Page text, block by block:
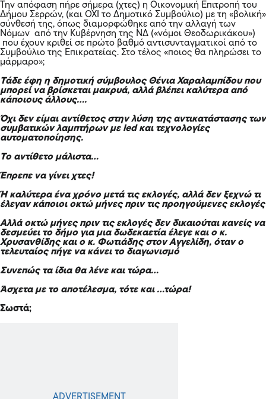
Την απόφαση πήρε σήμερα (χτες) η Οικονομική Επιτροπή του
Δήμου Σερρών, (και ΟΧΙ το Δημοτικό Συμβούλιο) με τη «βολική»
σύνθεσή της, όπως διαμορφώθηκε από την αλλαγή των
Νόμων από την Κυβέρνηση της ΝΔ («νόμοι Θεοδωρικάκου»)
που έχουν κριθεί σε πρώτο βαθμό αντισυνταγματικοί από το
Συμβούλιο της Επικρατείας. Στο τέλος «ποιος θα πληρώσει το
μάρμαρο»;
Τάδε έφη η δημοτική σύμβουλος Θένια Χαραλαμπίδουπου
μπορεί να βρίσκεται μακρυά, αλλά βλέπει καλύτερα από
κάποιους άλλους….
Όχι δεν είμαι αντίθετος στην λύση της αντικατάστασης των
συμβατικών λαμπτήρων με led και τεχνολογίες
αυτοματοποίησης.
Το αντίθετο μάλιστα…
Έπρεπε να γίνει χτες!
Ή καλύτερα ένα χρόνο μετά τις εκλογές, αλλά δεν ξεχνώ τι
έλεγαν κάποιοι οκτώ μήνες πριν τις προηγούμενες εκλογές
Αλλά οκτώ μήνες πριν τις εκλογές δεν δικαιούται κανείς να
δεσμεύει το δήμο για μια δωδεκαετία έλεγε και ο κ.
Χρυσανθίδης και ο κ. Φωτιάδης στον Αγγελίδη, όταν ο
τελευταίος πήγε να κάνει το διαγωνισμό
Συνεπώς τα ίδια θα λένε και τώρα…
Άσχετα με το αποτέλεσμα, τότε και …τώρα!
Σωστά;